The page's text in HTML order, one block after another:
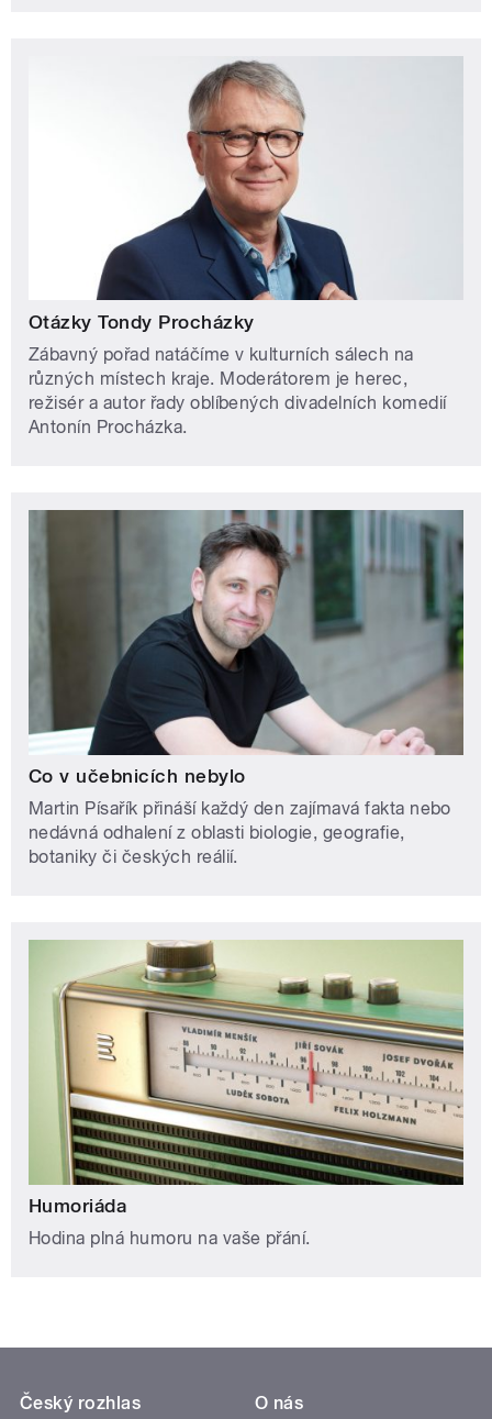
Otázky Tondy Procházky
Zábavný pořad natáčíme v kulturních sálech na
různých místech kraje. Moderátorem je herec,
režisér a autor řady oblíbených divadelních komedií
Antonín Procházka.
Co v učebnicích nebylo
Martin Písařík přináší každý den zajímavá fakta nebo
nedávná odhalení z oblasti biologie, geografie,
botaniky či českých reálií.
Humoriáda
Hodina plná humoru na vaše přání.
Český rozhlas
O nás